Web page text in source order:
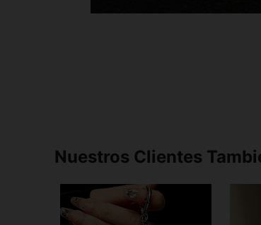
Nuestros Clientes